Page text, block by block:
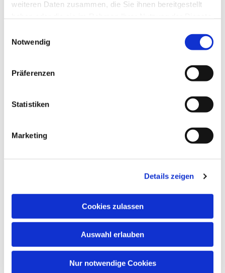
weiteren Daten zusammen, die Sie ihnen bereitgestellt
Notwendig
Präferenzen
Statistiken
Marketing
Details zeigen
Cookies zulassen
Auswahl erlauben
Nur notwendige Cookies
interessieren